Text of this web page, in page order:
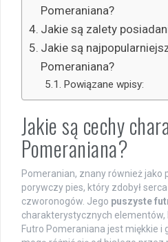
Pomeraniana?
Jakie są zalety
Jakie są
Pomeraniana?
Powiązane wpisy:
Jakie są cechy
Pomeraniana?
Pomeranian, znany również jako
porywczy pies, który zdobył
czworonogów. Jego puszyste
charakterystycznych elementów,
Futro Pomeraniana jest miękkie i